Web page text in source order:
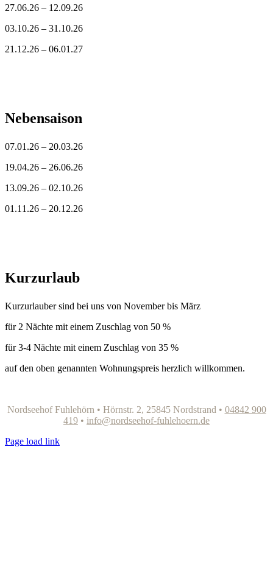
27.06.26 – 12.09.26
03.10.26 – 31.10.26
21.12.26 – 06.01.27
Nebensaison
07.01.26 – 20.03.26
19.04.26 – 26.06.26
13.09.26 – 02.10.26
01.11.26 – 20.12.26
Kurzurlaub
Kurzurlauber sind bei uns von November bis März
für 2 Nächte mit einem Zuschlag von 50 %
für 3-4 Nächte mit einem Zuschlag von 35 %
auf den oben genannten Wohnungspreis herzlich willkommen.
Nordseehof Fuhlehörn • Hörnstr. 2, 25845 Nordstrand • 04842 900
419 • info@nordseehof-fuhlehoern.de
Page load link